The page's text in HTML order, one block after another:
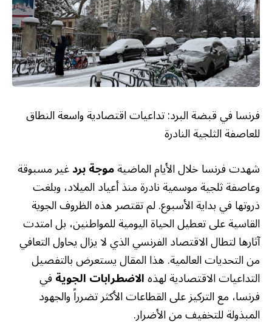
فرنسا في قبضة البرد: تداعيات اقتصادية واسعة النطاق
للعاصفة الثلجية النادرة
شهدت فرنسا خلال الأيام الماضيةموجة بردغير مسبوقة
وعاصفة ثلجية موسمية نادرة منذ أعياد الميلاد، وبلغت
ذروتها في بداية الأسبوع. لم تقتصر هذه الظروف الجوية
القاسية على تعطيل الحياة اليومية للمواطنين، بل امتدت
آثارها لتطال الاقتصاد الفرنسي الذي لا يزال يحاول التعافي
من التحديات العالمية. هذا المقال يستعرض بالتفصيل
التداعيات الاقتصادية لهذهالاضطرابات الجويةفي
فرنسا، مع التركيز على القطاعات الأكثر تضرراً والجهود
المبذولة للتخفيف من الأضرار.